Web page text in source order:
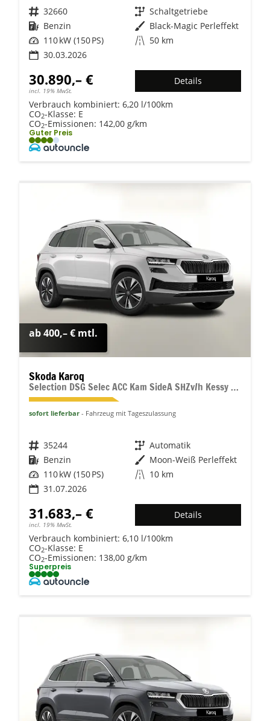
Fahrzeugnr. 32660 Getriebe Schaltgetriebe
Kraftstoff Benzin Außenfarbe Black-Magic Perleffekt
Leistung 110 kW (150 PS) Kilometerstand 50 km
30.03.2026
30.890,– €
incl. 19% MwSt.
Details
Verbrauch kombiniert: 6,20 l/100km
CO2-Klasse: E
CO2-Emissionen: 142,00 g/km
Guter Preis
ab 400,– € mtl.
Skoda Karoq
Selection DSG Selec ACC Kam SideA SHZv/h Kessy SunS
sofort lieferbar Fahrzeug mit Tageszulassung
Fahrzeugnr. 35244 Getriebe Automatik
Kraftstoff Benzin Außenfarbe Moon-Weiß Perleffekt
Leistung 110 kW (150 PS) Kilometerstand 10 km
31.07.2026
31.683,– €
incl. 19% MwSt.
Details
Verbrauch kombiniert: 6,10 l/100km
CO2-Klasse: E
CO2-Emissionen: 138,00 g/km
Superpreis